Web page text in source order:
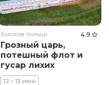
Золотое Кольцо 4.9
Грозный царь,
потешный флот и
гусар лихих
оплот!
12 – 13 июн